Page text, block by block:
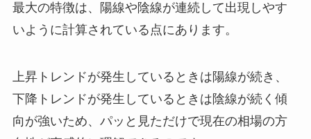
最大の特徴は、陽線や陰線が連続して出現しやす
いように計算されている点にあります。
上昇トレンドが発生しているときは陽線が続き、
下降トレンドが発生しているときは陰線が続く傾
向が強いため、パッと見ただけで現在の相場の方